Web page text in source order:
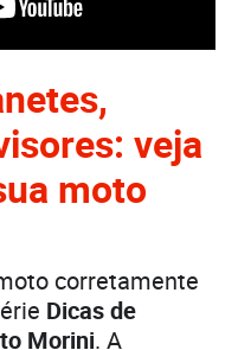
veja
moto
corretamente
Dicas de
Morini. A